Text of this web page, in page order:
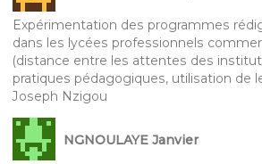
Expérimentation des programmes
dans les lycées professionnels
(distance entre les attentes des
pratiques pédagogiques, utilisation de
Joseph Nzigou
NGNOULAYE Janvier